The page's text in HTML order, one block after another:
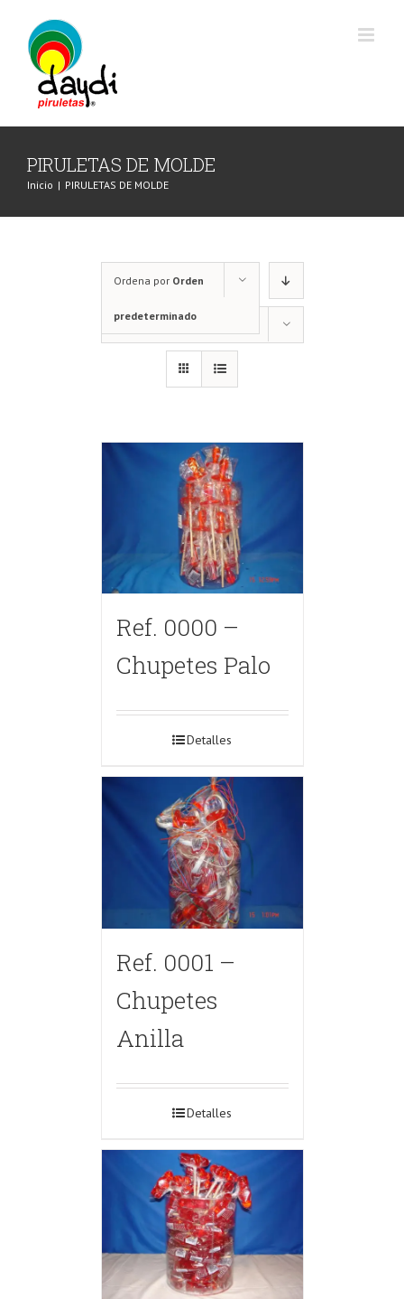
contenido
PIRULETAS DE MOLDE
Inicio | PIRULETAS DE MOLDE
Ordena por Orden
predeterminado
Mostrar
Ref. 0000 –
Chupetes Palo
Detalles
Ref. 0001 –
Chupetes
Anilla
Detalles